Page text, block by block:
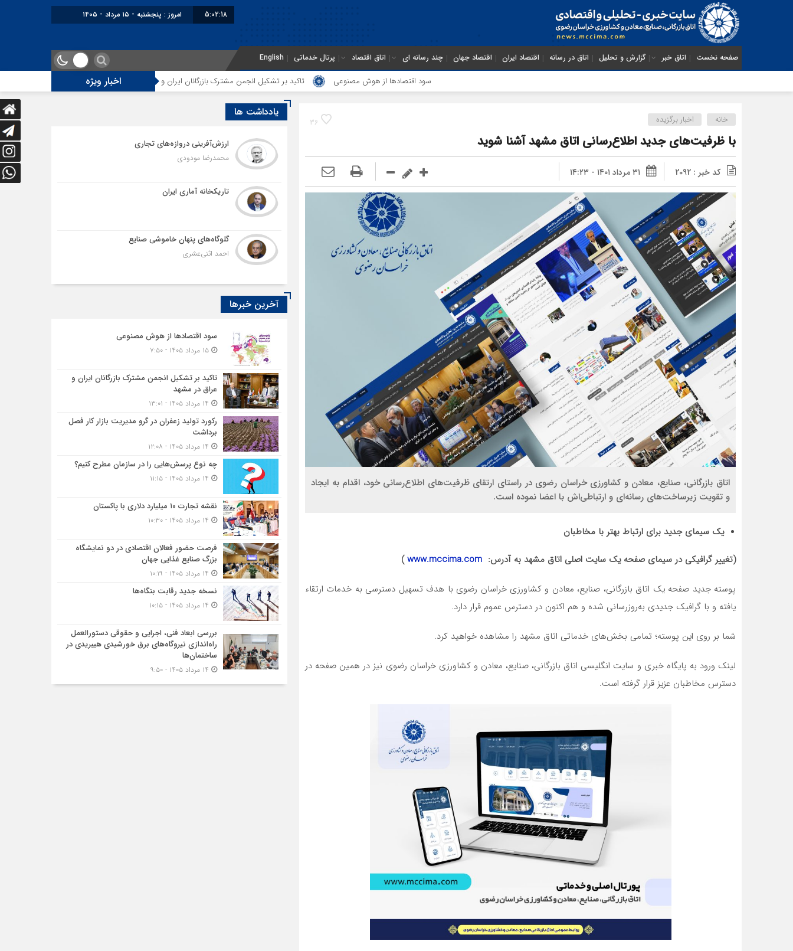
5:02:19 برابر با : Thursday - 6 August - 2026
صفحه نخست اتاق خبر گزارش و تحلیل اتاق در رسانه اقتصاد ایران اقتصاد جهان چند رسانه ای اتاق اقتصاد پرتال خدماتی English
اخبار ویژه سود اقتصاد‌ها از هوش مصنوعی تاکید بر تشکیل انجمن مشترک بازرگانان ایران و عراق در مشهد رکورد تولید زعفران در گرو مدیریت بازار کار فصل
36 خانه اخبار برگزیده
با ظرفیت‌های جدید اطلاع‌‎رسانی اتاق مشهد آشنا شوید
کد خبر : 2092 ۳۱ مرداد ۱۴۰۱ - ۱۴:۲۳
اتاق بازرگانی، صنایع، معادن و کشاورزی خراسان رضوی در راستای ارتقای ظرفیت‌های اطلاع‌رسانی خود، اقدام به ایجاد
و تقویت زیرساخت‌های رسانه‌ای و ارتباطی‌اش با اعضا نموده است.
یک سیمای جدید برای ارتباط بهتر با مخاطبان
(تغییر گرافیکی در سیمای صفحه یک سایت اصلی اتاق مشهد به آدرس: www.mccima.com
)
پوسته جدید صفحه یک اتاق بازرگانی، صنایع، معادن و کشاورزی خراسان رضوی با هدف تسهیل دسترسی به خدمات ارتقاء
یافته و با گرافیک جدیدی به‌روزرسانی شده و هم اکنون در دسترس عموم قرار دارد.
شما بر روی این پوسته؛ تمامی بخش‌های خدماتی اتاق مشهد را مشاهده خواهید کرد.
لینک ورود به پایگاه خبری و سایت انگلیسی اتاق بازرگانی، صنایع، معادن و کشاورزی خراسان رضوی نیز در همین صفحه در
دسترس مخاطبان عزیز قرار گرفته است.
یادداشت ها
ارزش‌آفرینی دروازه‌های تجاری
محمدرضا مودودی
تاریکخانه آماری ایران
گلوگاه‌های پنهان خاموشی صنایع
احمد اثنی‌عشری
آخرین خبرها
سود اقتصاد‌ها از هوش مصنوعی
۱۵ مرداد ۱۴۰۵ - ۷:۵۰
تاکید بر تشکیل انجمن مشترک بازرگانان ایران و
عراق در مشهد
رکورد تولید زعفران در گرو مدیریت بازار کار فصل
برداشت
چه نوع پرسش‌هایی را در سازمان مطرح کنیم؟
نقشه تجارت ۱۰‌ میلیارد دلاری با پاکستان
فرصت حضور فعالان اقتصادی در دو نمایشگاه
بزرگ صنایع غذایی جهان
نسخه جدید رقابت‌ بنگاه‌ها
بررسی ابعاد فنی، اجرایی و حقوقی دستورالعمل
راه‌اندازی نیروگاه‌های برق خورشیدی هیبریدی در
ساختمان‌ها